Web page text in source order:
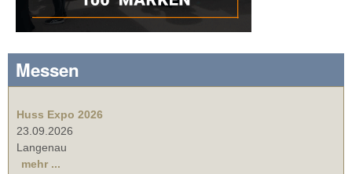
Messen
Huss Expo 2026
23.09.2026
Langenau
mehr ...